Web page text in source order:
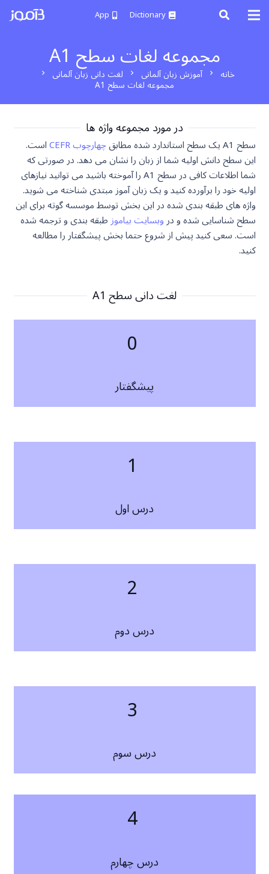
Dictionary
App
مجموعه لغات سطح A1خانه chevron_right آموزش زبان آلمانی chevron_right لغت دانی زبان آلمانی chevron_right
مجموعه لغات سطح A1
در مورد مجموعه واژه ها
سطح A1 یک سطح استاندارد شده مطابق چهارچوب CEFR است.
این سطح دانش اولیه شما از زبان را نشان می دهد. در صورتی که
شما اطلاعات کافی در سطح A1 را آموخته باشید می توانید نیازهای
اولیه خود را برآورده کنید و یک زبان آموز مبتدی شناخته می شوید.
واژه های طبقه بندی شده در این بخش توسط موسسه گوته برای این
سطح شناسایی شده و دروبسایت بیاموزطبقه بندی و ترجمه شده
است. سعی کنید پیش از شروع حتما بخش پیشگفتار را مطالعه
کنید.
لغت دانی سطح A1
پیشگفتار
درس اول
درس دوم
درس سوم
4
درس چهارم